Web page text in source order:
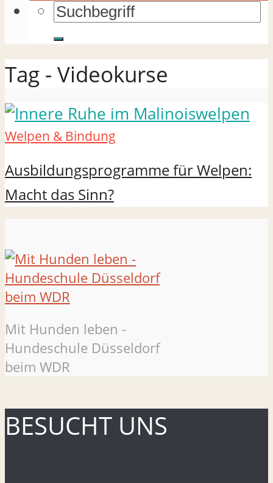
Tag - Videokurse
Welpen & Bindung
Ausbildungsprogramme für Welpen:
Macht das Sinn?
Mit Hunden leben -
Hundeschule Düsseldorf
beim WDR
BESUCHT UNS